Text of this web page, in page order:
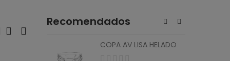
Recomendados
1.8 L
COPA AV LISA HELADO